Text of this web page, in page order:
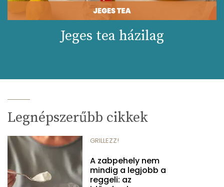
Jeges tea házilag
Legnépszerűbb cikkek
GRILLEZZ!
A zabpehely nem
mindig a legjobb a
reggeli: az